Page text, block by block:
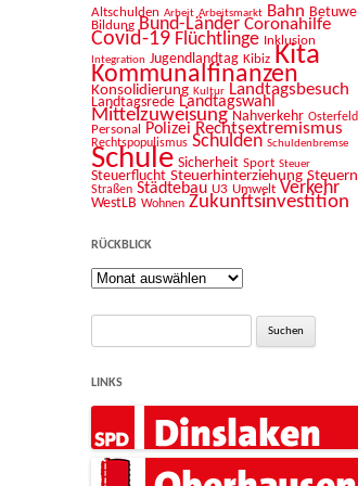
Altschulden Arbeit Arbeitsmarkt Bahn Betuwe
Bildung Bund-Länder Coronahilfe
Covid-19 Flüchtlinge Inklusion
Integration Jugendlandtag Kibiz Kita
Kommunalfinanzen
Konsolidierung Kultur Landtagsbesuch
Landtagsrede Landtagswahl
Mittelzuweisung Nahverkehr Osterfeld
Personal Polizei Rechtsextremismus
Rechtspopulismus Schulden Schuldenbremse
Schule Sicherheit Sport Steuer
Steuerflucht Steuerhinterziehung Steuern
Straßen Städtebau U3 Umwelt Verkehr
WestLB Wohnen Zukunftsinvestition
RÜCKBLICK
Rückblick
Suche
LINKS